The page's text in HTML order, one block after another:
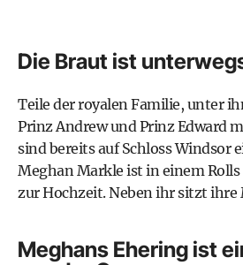
Die Braut ist
Teile der royalen Familie, unter
Prinz Andrew und Prinz Edward
sind bereits auf Schloss Windsor
Meghan Markle ist in einem Rolls
zur Hochzeit. Neben ihr sitzt ihre
Meghans Ehering ist